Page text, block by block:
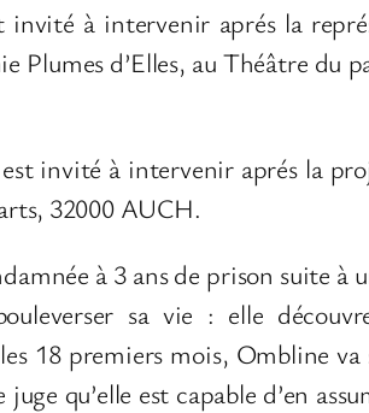
invité à intervenir aprés la
d’Elles, au Théâtre du
est invité à intervenir aprés la
32000 AUCH.
à 3 ans de prison suite à
sa vie : elle
18 premiers mois, Ombline
qu’elle est capable d’en